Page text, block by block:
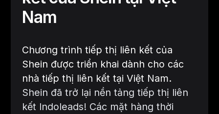
Nam
Chương trình tiếp thị liên kết của
Shein được triển khai dành cho các
nhà tiếp thị liên kết tại Việt Nam.
Shein đã trở lại nền tảng tiếp thị liên
kết Indoleads! Các mặt hàng thời